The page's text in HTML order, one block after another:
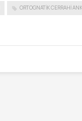
ORTOGNATIK CERRAHI